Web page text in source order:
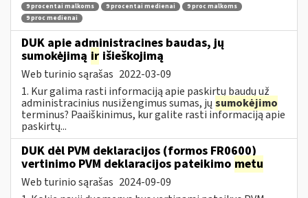
9 procentai malkoms
9 procentai medienai
9 proc malkoms
9 proc medienai
DUK apie administracines baudas, jų
sumokėjimą ir išieškojimą
Web turinio sąrašas 2022-03-09
1. Kur galima rasti informaciją apie paskirtų baudų už
administracinius nusižengimus sumas, jų sumokėjimo
terminus? Paaiškinimus, kur galite rasti informaciją apie
paskirtų...
DUK dėl PVM deklaracijos (formos FR0600)
vertinimo PVM deklaracijos pateikimo metu
Web turinio sąrašas 2024-09-09